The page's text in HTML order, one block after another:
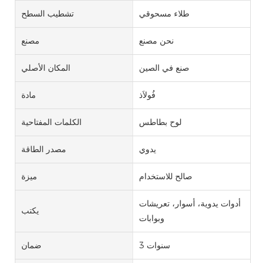
تشطيب السطح طلاء مسحوقي
مصنع نحن مصنع
المكان الأصلي صنع في الصين
مادة فُولاَذ
الكلمات المفتاحية لوح بطاطس
مصدر الطاقة يدوي
ميزة صالح للاستخدام
يكتب
أدوات يدوية، أسوار، تعريشات
وبوابات
ضمان 3 سنوات